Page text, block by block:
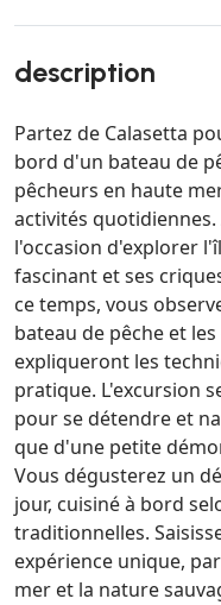
description
Partez de Calasetta
bord d'un bateau de
pêcheurs en haute
activités
l'occasion d'explorer
fascinant et ses
ce temps, vous
bateau de pêche et
expliqueront les
pratique. L'excursion
pour se détendre et
que d'une petite
Vous dégusterez un
jour, cuisiné à bord
traditionnelles.
expérience unique,
mer et la nature